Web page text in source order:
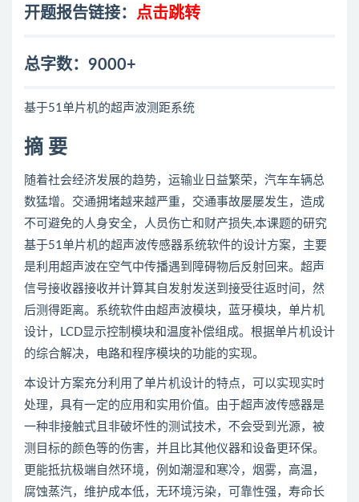
开题报告链接： 点击跳转
总字数：9000+
基于51单片机的超声波测距系统
摘 要
随着社会经济发展的趋势，运输业日益繁荣，汽车车辆总
数猛增。交通拥堵越来越严重，交通事故屡屡发生，造成
不可避免的人身安全，人员伤亡和财产损失,本课题的研究
基于51单片机的超声波传感器系统软件的设计方案，主要
是利用超声波在空气中传播遇到障碍物后反射回来。超声
信号接收器接收并计算其自发射发送到接受往返时间，然
后测得距离。系统软件由超声波模块，蓝牙模块，单片机
设计，LCD显示控制模块和温度补偿组成。根据单片机设计
的综合解决，电路和程序模块的功能的实现。
本设计方案充分利用了单片机设计的特点，可以实现实时
处理，具有一定的应用和实用价值。由于超声波传感器是
一种非接触式且非破坏性的测试技术，不会受到光源，被
测目标的颜色等的伤害，并且比其他仪器和设备更环保。
更能抵抗极端自然环境，例如潮湿和寒冷，烟雾，高温，
腐蚀蒸汽，维护成本低，无环境污染，可靠性强，寿命长